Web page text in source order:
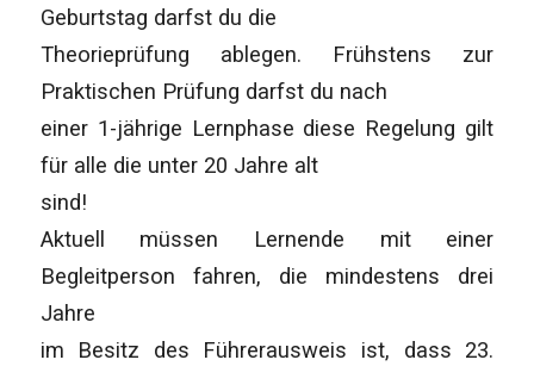
Geburtstag darfst du die
Theorieprüfung ablegen. Frühstens zur
Praktischen Prüfung darfst du nach
einer 1-jährige Lernphase diese Regelung gilt
für alle die unter 20 Jahre alt
sind!
Aktuell müssen Lernende mit einer
Begleitperson fahren, die mindestens drei
Jahre
im Besitz des Führerausweis ist, dass 23.